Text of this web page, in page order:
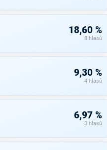
18,60 %
8 hlasů
9,30 %
4 hlasů
6,97 %
3 hlasů